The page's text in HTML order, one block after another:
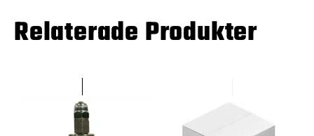
Relaterade Produkter